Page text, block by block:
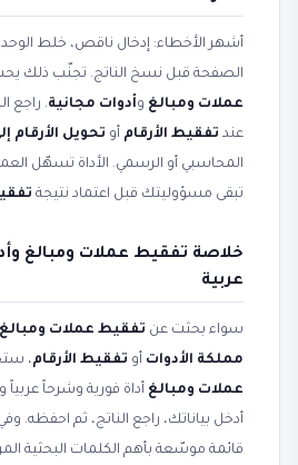
أشهر الأخطاء: إدخال ناقص، خلط
الصفحة قبل نسخ الناتج. تجنّب ذلك
عملات ومبالغ وأدوات مجانية. راجع
عند تفقيط الأرقام أو تحويل الأرقام
المحاسبي أو الرسمي. الأداة تسهّل
تبقى مسؤوليتك قبل اعتماد نتيجة
خلاصة تفقيط عملات ومبالغ
عربية
سواء بحثت عن تفقيط عملات ومبالغ
مملكة الأدوات أو تفقيط الأرقام،
عملات ومبالغ أداة فورية وشرحاً عربياً
أدخل بياناتك، راجع الناتج، ثم احفظه.
قائمة موسّعة بأهم الكلمات البحثية